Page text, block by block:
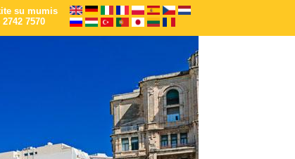
su mumis
2742 7570